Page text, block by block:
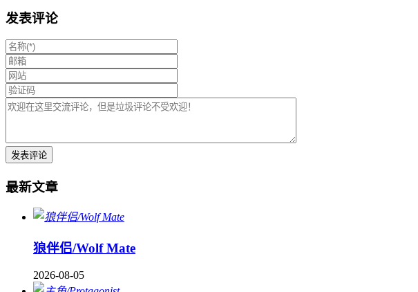
发表评论
最新文章
狼伴侣/Wolf Mate
2026-08-05